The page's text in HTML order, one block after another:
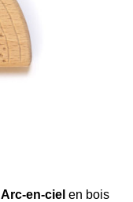
en-ciel en bois